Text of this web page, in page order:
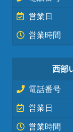
営業日
営業時間
西部
電話番号
営業日
営業時間